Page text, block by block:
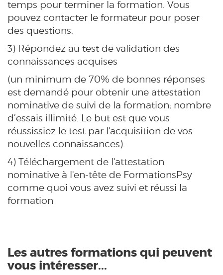
temps pour terminer la formation. Vous
pouvez contacter le formateur pour poser
des questions.
3) Répondez au test de validation des
connaissances acquises
(un minimum de 70% de bonnes réponses
est demandé pour obtenir une attestation
nominative de suivi de la formation; nombre
d’essais illimité. Le but est que vous
réussissiez le test par l'acquisition de vos
nouvelles connaissances).
4) Téléchargement de l'attestation
nominative à l'en-tête de FormationsPsy
comme quoi vous avez suivi et réussi la
formation
Les autres formations qui peuvent
vous intéresser...